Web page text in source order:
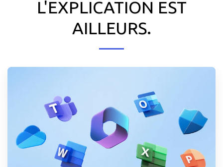
L'EXPLICATION EST
AILLEURS.